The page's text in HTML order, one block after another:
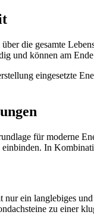
die gesamte
und können am
eingesetzte
für moderne
In
ein langlebiges
zu einer